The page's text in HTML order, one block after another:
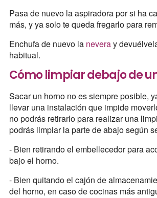
Pasa de nuevo la aspiradora por si ha
más, y ya solo te queda fregarlo para
Enchufa de nuevo la neveray
habitual.
Cómo limpiar debajo de
Sacar un horno no es siempre posible,
llevar una instalación que impide
no podrás retirarlo para realizar una
podrás limpiar la parte de abajo según
- Bien retirando el embellecedor para
bajo el horno.
- Bien quitando el cajón de
del horno, en caso de cocinas más